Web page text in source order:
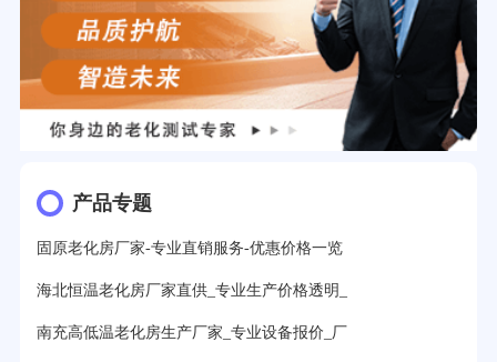
产品专题
固原老化房厂家-专业直销服务-优惠价格一览
海北恒温老化房厂家直供_专业生产价格透明_
南充高低温老化房生产厂家_专业设备报价_厂